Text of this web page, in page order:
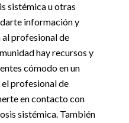
sistémica u otras
información y
profesional de
hay recursos y
cómodo en un
profesional de
en contacto con
sistémica. También